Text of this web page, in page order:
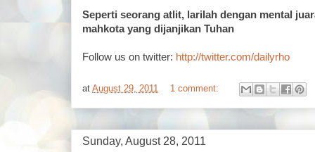
Seperti seorang atlit, larilah dengan mental
mahkota yang dijanjikan Tuhan
Follow us on twitter: http://twitter.com/dailyrho
at August 29, 2011 1 comment:
Sunday, August 28, 2011